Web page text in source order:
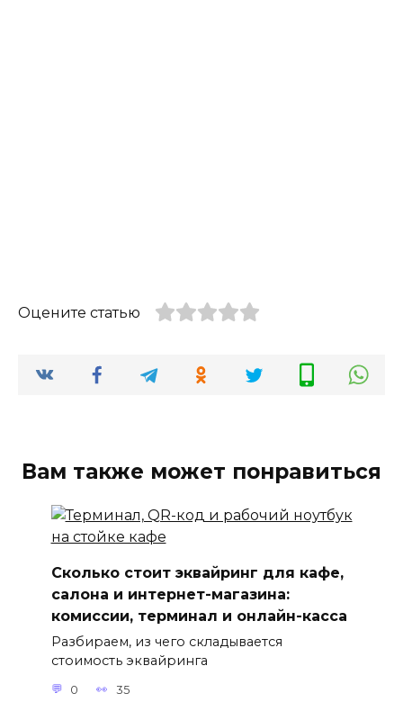
Оцените статью
Вам также может понравиться
Сколько стоит эквайринг для кафе,
салона и интернет-магазина:
комиссии, терминал и онлайн-касса
Разбираем, из чего складывается
стоимость эквайринга
0 35